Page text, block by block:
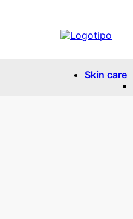
Skin care